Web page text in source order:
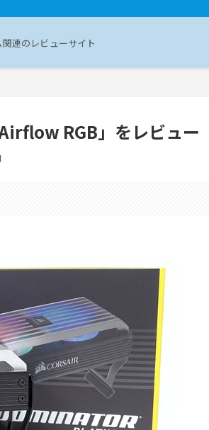
連のレビューサイト
RGB」をレビュー